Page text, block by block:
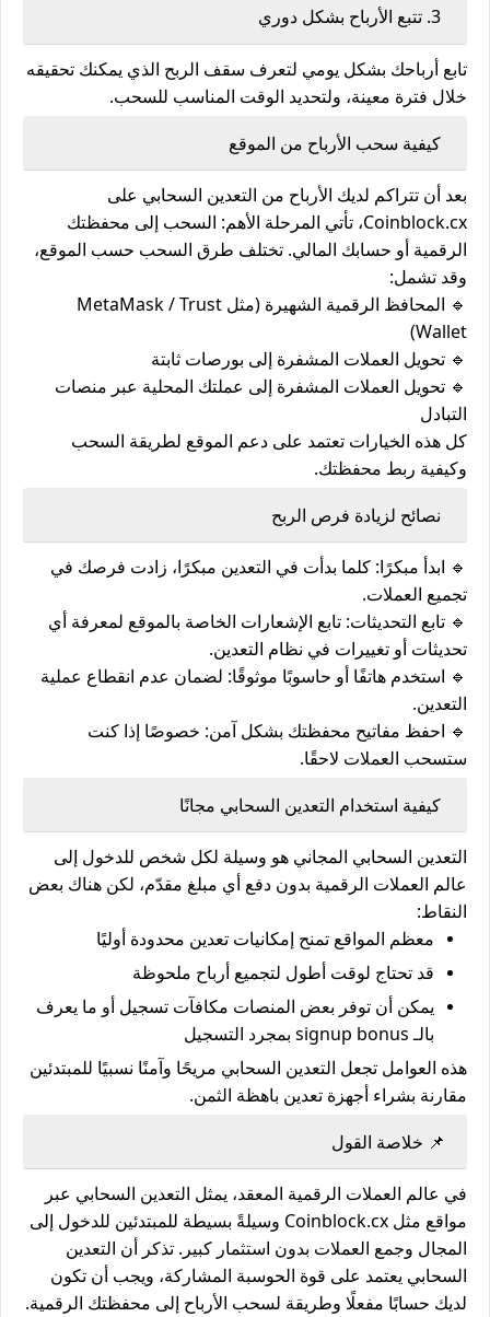
تابع أرباحك بشكل يومي لتعرف سقف الربح الذي يمكنك تحقيقه
خلال فترة معينة، ولتحديد الوقت المناسب للسحب.
كيفية سحب الأرباح من الموقع
بعد أن تتراكم لديك الأرباح من التعدين السحابي على
Coinblock.cx، تأتي المرحلة الأهم:
السحب إلى محفظتك
الرقمية أو حسابك المالي. تختلف طرق السحب حسب الموقع،
وقد تشمل:
🔹 المحافظ الرقمية الشهيرة (مثل MetaMask / Trust
Wallet)
🔹 تحويل العملات المشفرة إلى بورصات ثابتة
🔹 تحويل العملات المشفرة إلى عملتك المحلية عبر منصات
التبادل
كل هذه الخيارات تعتمد على دعم الموقع لطريقة السحب
وكيفية ربط محفظتك.
نصائح لزيادة فرص الربح
🔹 ابدأ مبكرًا: كلما بدأت في التعدين مبكرًا، زادت فرصك في
تجميع العملات.
🔹 تابع التحديثات: تابع الإشعارات الخاصة بالموقع لمعرفة أي
تحديثات أو تغييرات في نظام التعدين.
🔹 استخدم هاتفًا أو حاسوبًا موثوقًا: لضمان عدم انقطاع عملية
التعدين.
🔹 احفظ مفاتيح محفظتك بشكل آمن: خصوصًا إذا كنت
ستسحب العملات لاحقًا.
كيفية استخدام التعدين السحابي مجانًا
التعدين السحابي المجاني هو وسيلة لكل شخص للدخول إلى
عالم العملات الرقمية بدون دفع أي مبلغ مقدّم، لكن هناك بعض
النقاط:
معظم المواقع تمنح إمكانيات تعدين محدودة أوليًا
قد تحتاج لوقت أطول لتجميع أرباح ملحوظة
يمكن أن توفر بعض المنصات مكافآت تسجيل أو ما يعرف
بالـsignup bonus بمجرد التسجيل
هذه العوامل تجعل التعدين السحابي مريحًا وآمنًا نسبيًا للمبتدئين
مقارنة بشراء أجهزة تعدين باهظة الثمن.
📌 خلاصة القول
في عالم العملات الرقمية المعقد، يمثل التعدين السحابي عبر
مواقع مثل Coinblock.cx وسيلةً بسيطة للمبتدئين للدخول إلى
المجال وجمع العملات بدون استثمار كبير. تذكر أن التعدين
السحابي يعتمد على قوة الحوسبة المشاركة، ويجب أن تكون
لديك حسابًا مفعلًا وطريقة لسحب الأرباح إلى محفظتك الرقمية.